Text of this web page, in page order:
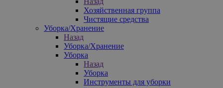
Хозяйственная группа
Чистящие средства
Уборка/Хранение
Назад
Уборка/Хранение
Уборка
Назад
Уборка
Инструменты для уборки